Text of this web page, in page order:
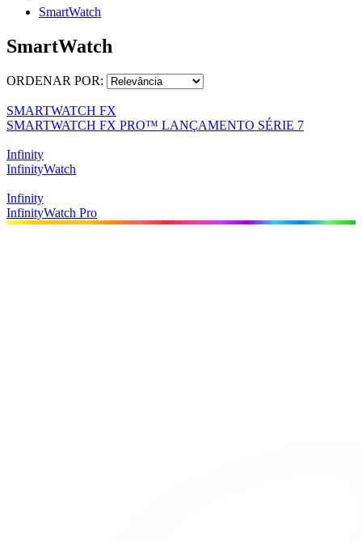
SmartWatch
SmartWatch
ORDENAR POR:
SMARTWATCH FX
SMARTWATCH FX PRO™ LANÇAMENTO SÉRIE 7
Infinity
InfinityWatch
Infinity
InfinityWatch Pro